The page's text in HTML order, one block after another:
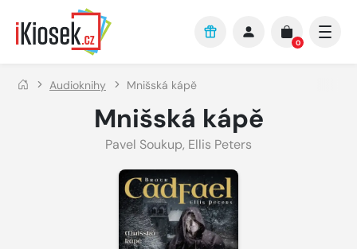
Přejít na hlavní obsah
0
Audioknihy Mnišská kápě
Mnišská kápě
Pavel Soukup, Ellis Peters